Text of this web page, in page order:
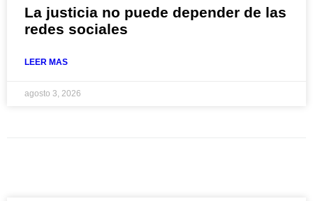
La justicia no puede depender de las
redes sociales
LEER MAS
agosto 3, 2026